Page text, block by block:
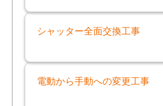
シャッター全面交換工事
電動から手動への変更工事